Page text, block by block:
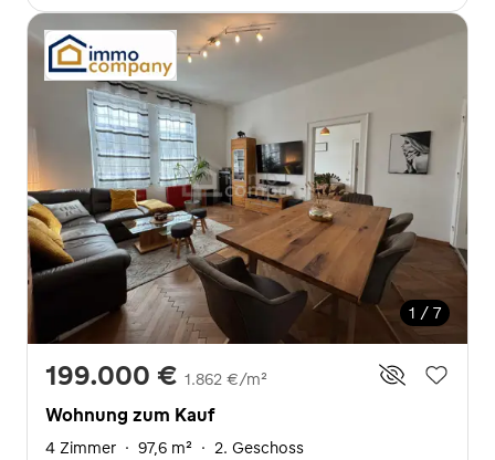
1 / 7
199.000 € 1.862 €/m²
Wohnung zum Kauf
4 Zimmer · 97,6 m² · 2. Geschoss